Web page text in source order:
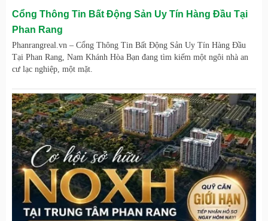
Cổng Thông Tin Bất Động Sản Uy Tín Hàng Đầu Tại
Phan Rang
Phanrangreal.vn – Cổng Thông Tin Bất Động Sản Uy Tín Hàng Đầu
Tại Phan Rang, Nam Khánh Hòa Bạn đang tìm kiếm một ngôi nhà an
cư lạc nghiệp, một mặt.